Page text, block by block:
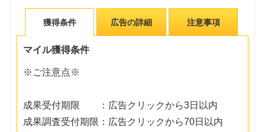
獲得条件 広告の詳細 注意事項
マイル獲得条件
※ご注意点※
成果受付期限 ：広告クリックから3日以内
成果調査受付期限：広告クリックから70日以内